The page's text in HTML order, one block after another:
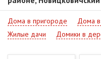
Дома в пригороде Дома в
Жилые дачи
Домики в